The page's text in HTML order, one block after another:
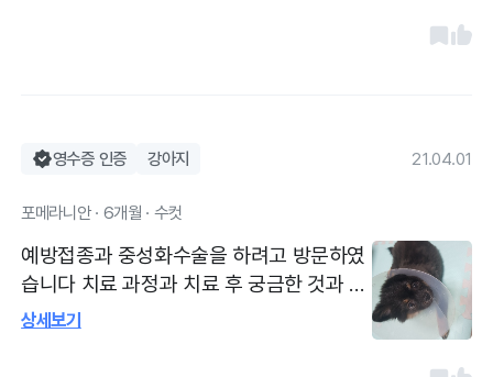
영수증 인증 강아지 21.04.01
포메라니안 · 6개월 · 수컷
예방접종과 중성화수술을 하려고 방문하였
습니다 치료 과정과 치료 후 궁금한 것과 강
아지 상태를 미리 친절하게 설명을 잘 해주
상세보기